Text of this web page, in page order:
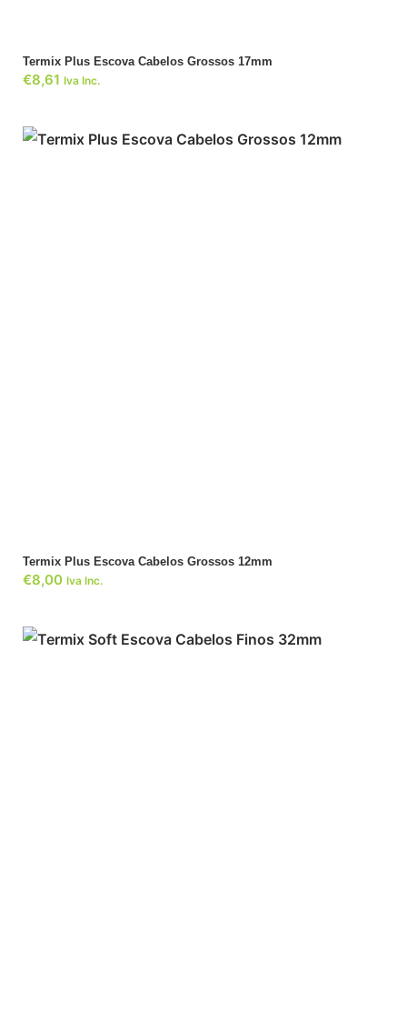
Termix Plus Escova Cabelos Grossos 17mm
€8,61 Iva Inc.
Termix Plus Escova Cabelos Grossos 12mm
€8,00 Iva Inc.